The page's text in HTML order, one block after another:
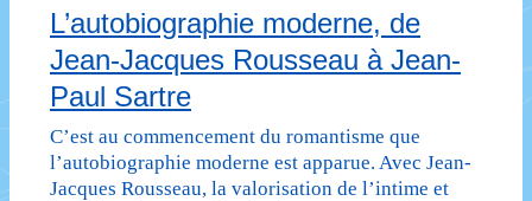
L’autobiographie moderne, de
Jean-Jacques Rousseau à Jean-
Paul Sartre
C’est au commencement du romantisme que
l’autobiographie moderne est apparue. Avec Jean-
Jacques Rousseau, la valorisation de l’intime et